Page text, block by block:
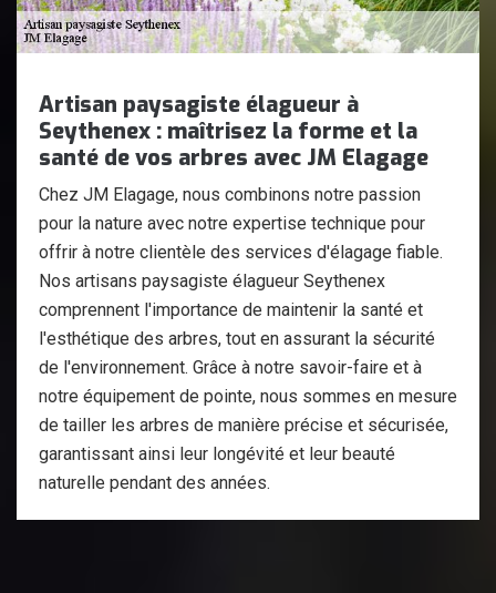
Artisan paysagiste élagueur à
Seythenex : maîtrisez la forme et la
santé de vos arbres avec JM Elagage
Chez JM Elagage, nous combinons notre passion
pour la nature avec notre expertise technique pour
offrir à notre clientèle des services d'élagage fiable.
Nos artisans paysagiste élagueur Seythenex
comprennent l'importance de maintenir la santé et
l'esthétique des arbres, tout en assurant la sécurité
de l'environnement. Grâce à notre savoir-faire et à
notre équipement de pointe, nous sommes en mesure
de tailler les arbres de manière précise et sécurisée,
garantissant ainsi leur longévité et leur beauté
naturelle pendant des années.